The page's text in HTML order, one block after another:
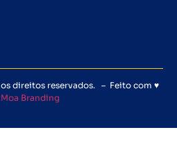
os direitos reservados. – Feito com ♥
Moa Branding